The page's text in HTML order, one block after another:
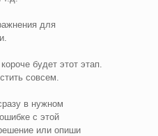
для
будет этот этап.
совсем.
в нужном
с этой
или опиши